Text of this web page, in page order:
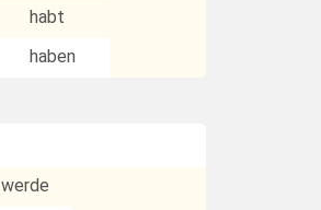
habt
haben
werde